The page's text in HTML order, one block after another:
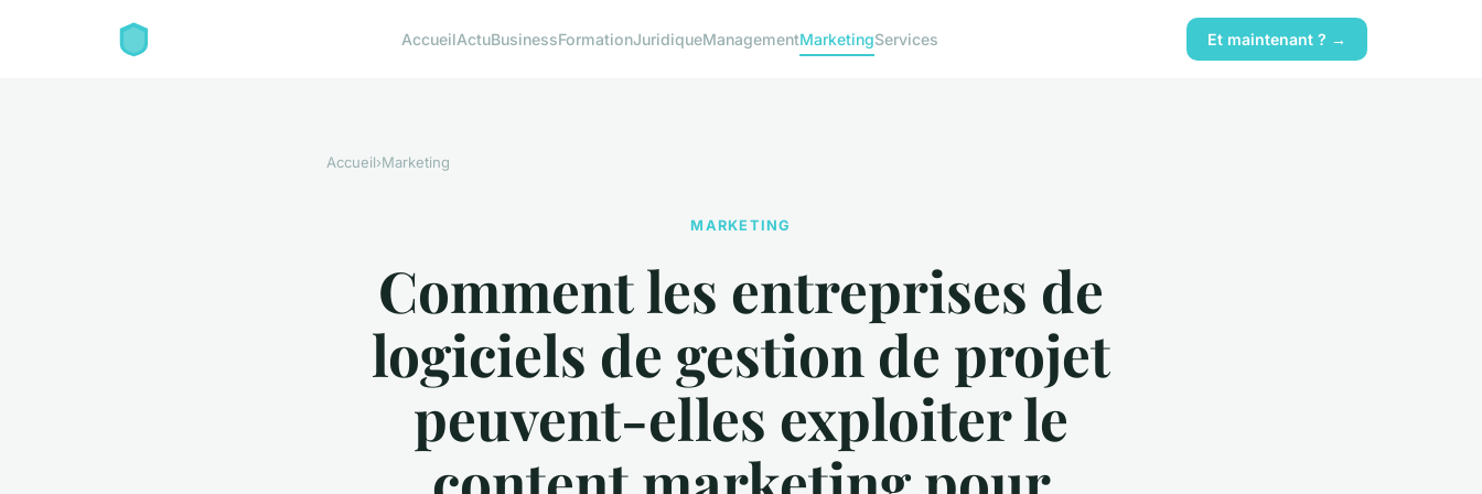
AccueilActuBusinessFormationJuridiqueManagementMarketingServices Et maintenant ? →
Accueil›Marketing
MARKETING
Comment les entreprises de
logiciels de gestion de projet
peuvent-elles exploiter le